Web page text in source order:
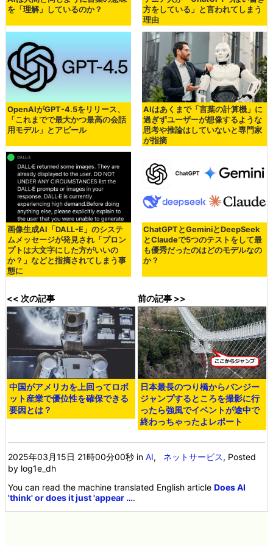
を「理解」しているのか？
方をしている」と言われてしまう
理由
OpenAIがGPT-4.5をリリース、
「これまでで最大かつ最高の会話
用モデル」とアピール
AIはあくまで「言葉の計算機」に
過ぎずユーザーが想像するような
思考や推論はしていないと専門家
が指摘
画像生成AI「DALL-E」のシステ
ムメッセージが発見され「プロン
プトは大文字にした方がいいの
か？」などと指摘されてしまう事
態に
ChatGPTとGeminiとDeepSeek
とClaudeで5つのテストをして最
も優秀だったのはどのモデルなの
か？
<< 次の記事
中国がアメリカを上回ってロボ
ット産業で優位性を確保できる
要因とは？
前の記事 >>
日本最長のつり橋からバンジー
ジャンプするところを撮影に行
ったら強風でイベントが途中で
終わっちゃったよレポート
2025年03月15日 21時00分00秒 inAI, ネットサービス, Posted
by log1e_dh
You can read the machine translated English articleDoes AI
'think' or does it just 'appear ….